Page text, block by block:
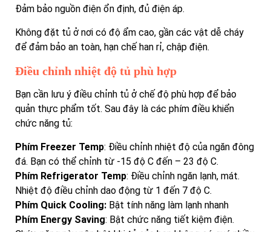
Đảm bảo nguồn điện ổn định, đủ điện áp.
Không đặt tủ ở nơi có độ ẩm cao, gần các vật dễ cháy
để đảm bảo an toàn, hạn chế han rỉ, chập điện.
Điều chỉnh nhiệt độ tủ phù hợp
Bạn cần lưu ý điều chỉnh tủ ở chế độ phù hợp để bảo
quản thực phẩm tốt. Sau đây là các phím điều khiển
chức năng tủ:
Phím Freezer Temp: Điều chỉnh nhiệt độ của ngăn đông
đá. Bạn có thể chỉnh từ -15 độ C đến – 23 độ C.
Phím Refrigerator Temp: Điều chỉnh ngăn lạnh, mát.
Nhiệt độ điều chỉnh dao động từ 1 đến 7 độ C.
Phím Quick Cooling: Bật tính năng làm lạnh nhanh
Phím Energy Saving: Bật chức năng tiết kiệm điện.